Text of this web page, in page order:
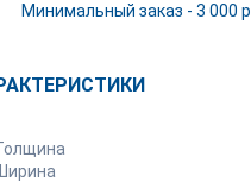
Минимальный заказ - 3 000
Ширина